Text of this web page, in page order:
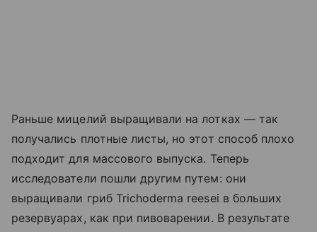
Раньше мицелий выращивали на лотках — так
получались плотные листы, но этот способ плохо
подходит для массового выпуска. Теперь
исследователи пошли другим путем: они
выращивали гриб Trichoderma reesei в больших
резервуарах, как при пивоварении. В результате